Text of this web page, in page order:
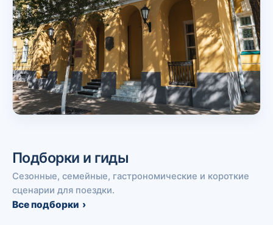
Губернаторский музей в Оренбурге
Оренбург
Подборки и гиды
Сезонные, семейные, гастрономические и короткие
сценарии для поездки.
Все подборки